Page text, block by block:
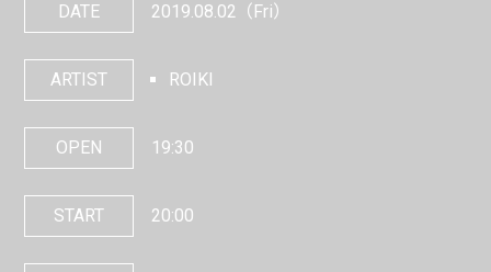
DATE 2019.08.02 （Fri）
ARTIST ROIKI
OPEN 19:30
START 20:00